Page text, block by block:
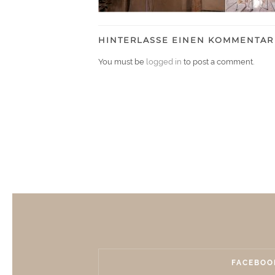
HINTERLASSE EINEN KOMMENTAR
You must be logged in to post a comment.